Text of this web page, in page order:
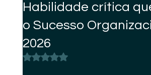
Habilidade crítica
o Sucesso
2026
Avaliado com NaN de 5 estrelas.